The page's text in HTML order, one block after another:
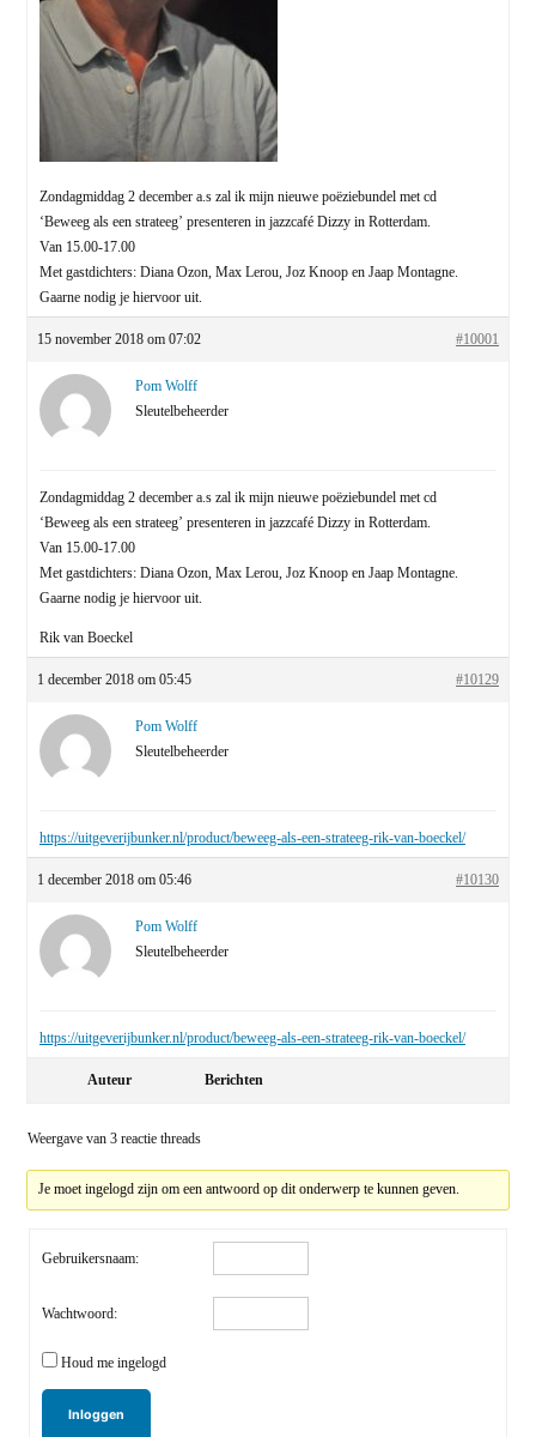
Zondagmiddag 2 december a.s zal ik mijn nieuwe poëziebundel met cd
‘Beweeg als een strateeg’ presenteren in jazzcafé Dizzy in Rotterdam.
Van 15.00-17.00
Met gastdichters: Diana Ozon, Max Lerou, Joz Knoop en Jaap Montagne.
Gaarne nodig je hiervoor uit.
15 november 2018 om 07:02 #10001
Pom Wolff
Sleutelbeheerder
Zondagmiddag 2 december a.s zal ik mijn nieuwe poëziebundel met cd
‘Beweeg als een strateeg’ presenteren in jazzcafé Dizzy in Rotterdam.
Van 15.00-17.00
Met gastdichters: Diana Ozon, Max Lerou, Joz Knoop en Jaap Montagne.
Gaarne nodig je hiervoor uit.
Rik van Boeckel
1 december 2018 om 05:45 #10129
Pom Wolff
Sleutelbeheerder
https://uitgeverijbunker.nl/product/beweeg-als-een-strateeg-rik-van-boeckel/
1 december 2018 om 05:46 #10130
Pom Wolff
Sleutelbeheerder
https://uitgeverijbunker.nl/product/beweeg-als-een-strateeg-rik-van-boeckel/
Auteur Berichten
Weergave van 3 reactie threads
Je moet ingelogd zijn om een antwoord op dit onderwerp te kunnen geven.
Gebruikersnaam:
Wachtwoord:
Houd me ingelogd
Inloggen